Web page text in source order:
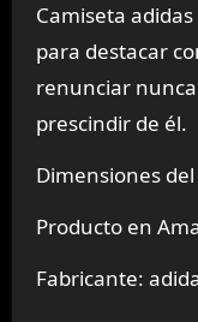
Camiseta
para destacar
renunciar
prescindir de él.
Dimensiones
Producto en
Fabricante: